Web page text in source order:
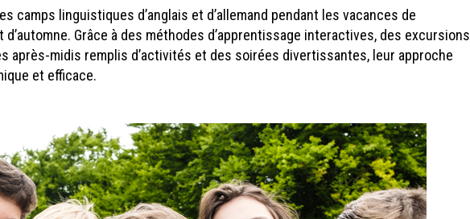
camps linguistiques d’anglais et d’allemand pendant les vacances de
d’automne. Grâce à des méthodes d’apprentissage interactives, des excursions
après-midis remplis d’activités et des soirées divertissantes, leur approche
et efficace.